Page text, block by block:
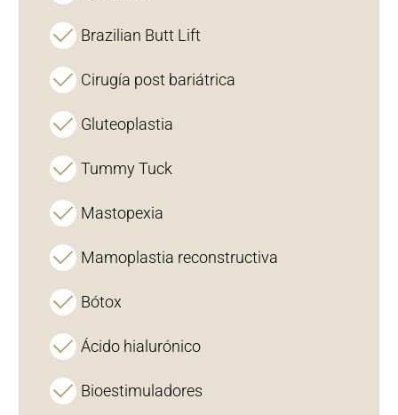
Brazilian Butt Lift
Cirugía post bariátrica
Gluteoplastia
Tummy Tuck
Mastopexia
Mamoplastia reconstructiva
Bótox
Ácido hialurónico
Bioestimuladores